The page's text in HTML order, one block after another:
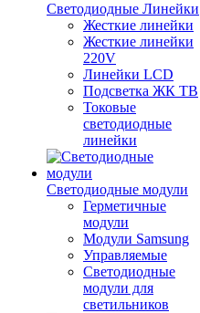
Светодиодные Линейки
Жесткие линейки
Жесткие линейки
220V
Линейки LCD
Подсветка ЖК ТВ
Токовые
светодиодные
линейки
Светодиодные модули
Герметичные
модули
Модули Samsung
Управляемые
Светодиодные
модули для
светильников